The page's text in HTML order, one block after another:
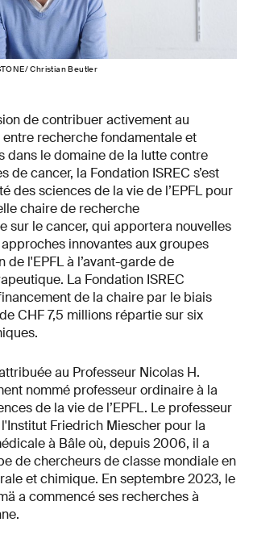
Christian Beutler
de contribuer activement au
recherche fondamentale et
dans le domaine de la lutte contre
de cancer, la Fondation ISREC s’est
des sciences de la vie de l’EPFL pour
chaire de recherche
sur le cancer, qui apportera nouvelles
innovantes aux groupes
de l'EPFL à l’avant-garde de
La Fondation ISREC
de la chaire par le biais
CHF 7,5 millions répartie sur six
au Professeur Nicolas H.
nommé professeur ordinaire à la
de la vie de l’EPFL. Le professeur
Friedrich Miescher pour la
à Bâle où, depuis 2006, il a
de chercheurs de classe mondiale en
et chimique. En septembre 2023, le
a commencé ses recherches à